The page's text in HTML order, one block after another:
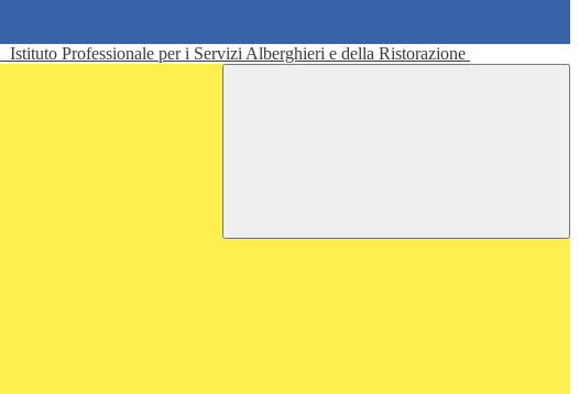
Istituto Professionale per i Servizi Alberghieri e della Ristorazione